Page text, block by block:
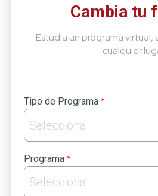
Cambia tu
Estudia un programa virtual,
cualquier
Tipo de Programa *
Selecciona
Programa *
Selecciona